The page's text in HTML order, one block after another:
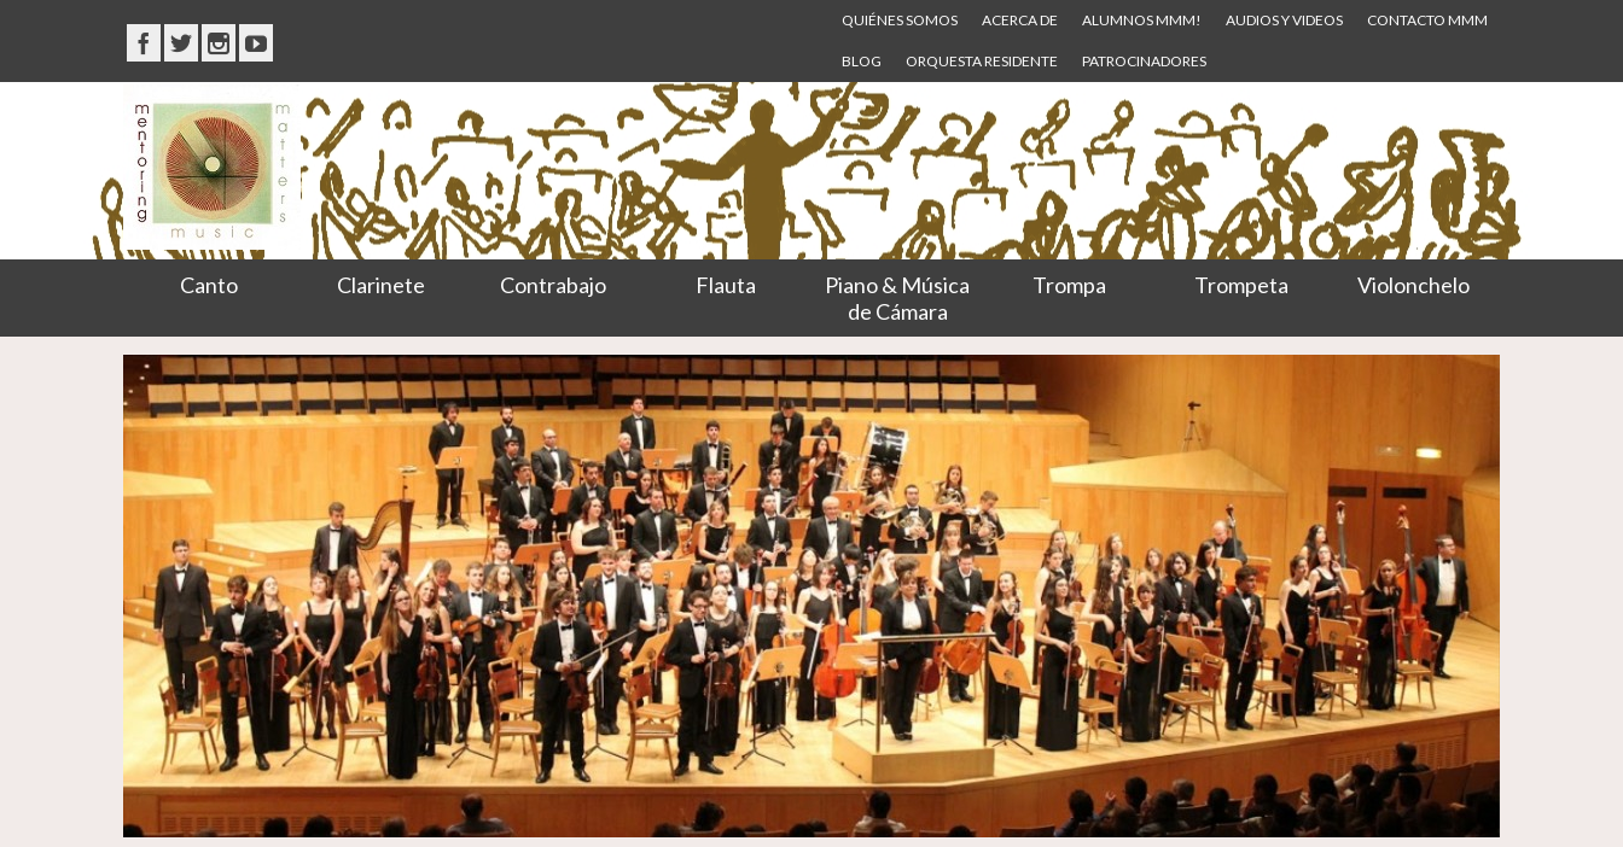
QUIÉNES SOMOS ACERCA DE ALUMNOS MMM! AUDIOS Y VIDEOS CONTACTO MMM
BLOG ORQUESTA RESIDENTE PATROCINADORES
Canto Clarinete Contrabajo Flauta
Piano & Música
de Cámara
Trompa Trompeta Violonchelo